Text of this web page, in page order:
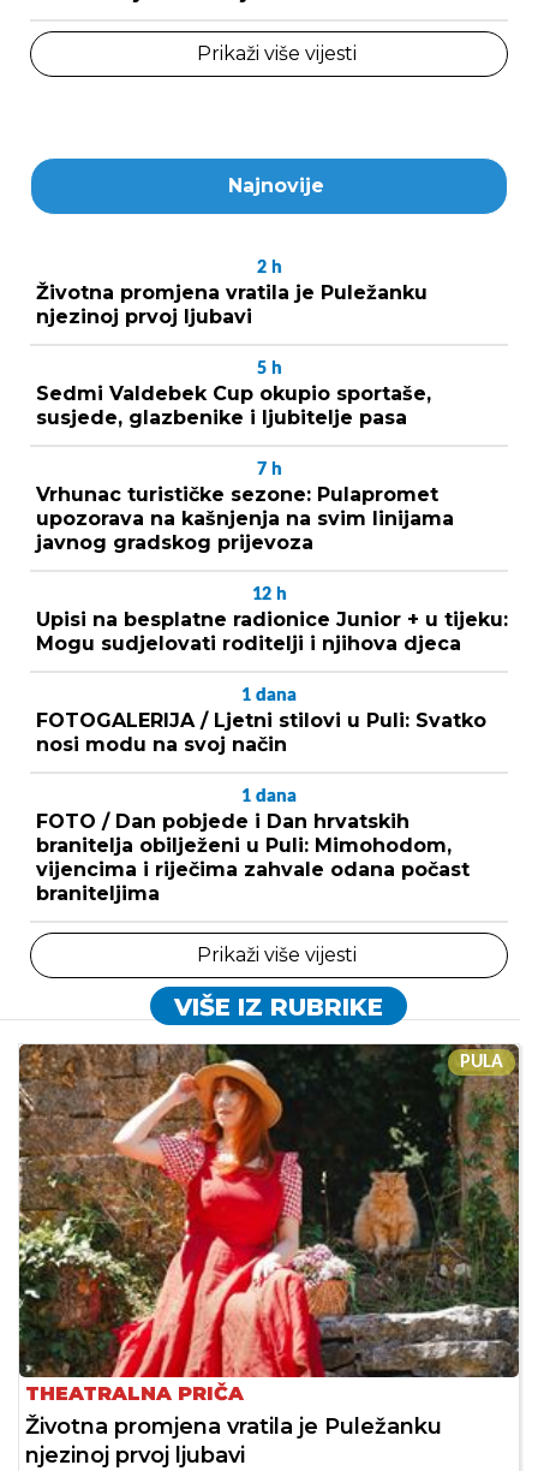
Prikaži više vijesti
Najnovije
2 h
Životna promjena vratila je Puležanku
njezinoj prvoj ljubavi
5 h
Sedmi Valdebek Cup okupio sportaše,
susjede, glazbenike i ljubitelje pasa
7 h
Vrhunac turističke sezone: Pulapromet
upozorava na kašnjenja na svim linijama
javnog gradskog prijevoza
12 h
Upisi na besplatne radionice Junior + u tijeku:
Mogu sudjelovati roditelji i njihova djeca
1 dana
FOTOGALERIJA / Ljetni stilovi u Puli: Svatko
nosi modu na svoj način
1 dana
FOTO / Dan pobjede i Dan hrvatskih
branitelja obilježeni u Puli: Mimohodom,
vijencima i riječima zahvale odana počast
braniteljima
Prikaži više vijesti
VIŠE IZ RUBRIKE
PULA
THEATRALNA PRIČA
Životna promjena vratila je Puležanku
njezinoj prvoj ljubavi